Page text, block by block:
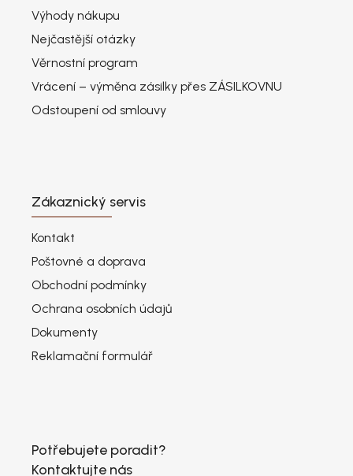
Výhody nákupu
Nejčastější otázky
Věrnostní program
Vrácení – výměna zásilky přes ZÁSILKOVNU
Odstoupení od smlouvy
Zákaznický servis
Kontakt
Poštovné a doprava
Obchodní podmínky
Ochrana osobních údajů
Dokumenty
Reklamační formulář
Potřebujete poradit?
Kontaktujte nás